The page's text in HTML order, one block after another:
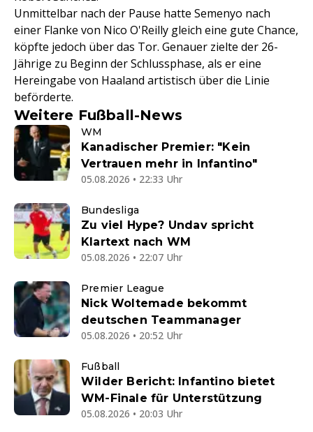
Unmittelbar nach der Pause hatte Semenyo nach
einer Flanke von Nico O'Reilly gleich eine gute Chance,
köpfte jedoch über das Tor. Genauer zielte der 26-
Jährige zu Beginn der Schlussphase, als er eine
Hereingabe von Haaland artistisch über die Linie
beförderte.
Weitere Fußball-News
WM
Kanadischer Premier: "Kein
Vertrauen mehr in Infantino"
05.08.2026 • 22:33 Uhr
Bundesliga
Zu viel Hype? Undav spricht
Klartext nach WM
05.08.2026 • 22:07 Uhr
Premier League
Nick Woltemade bekommt
deutschen Teammanager
05.08.2026 • 20:52 Uhr
Fußball
Wilder Bericht: Infantino bietet
WM-Finale für Unterstützung
05.08.2026 • 20:03 Uhr